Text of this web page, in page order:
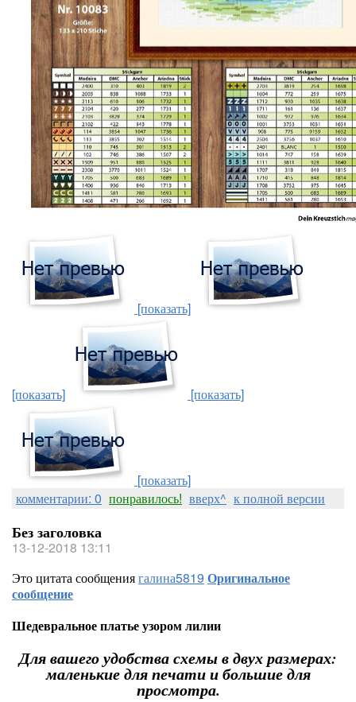
[показать]
[показать] [показать]
[показать]
комментарии: 0 понравилось! вверх^ к полной версии
Без заголовка
13-12-2018 13:11
Это цитата сообщениягалина5819 Оригинальное
сообщение
Шедевральное платье узором лилии
Для вашего удобства схемы в двух размерах:
маленькие для печати и большие для
просмотра.